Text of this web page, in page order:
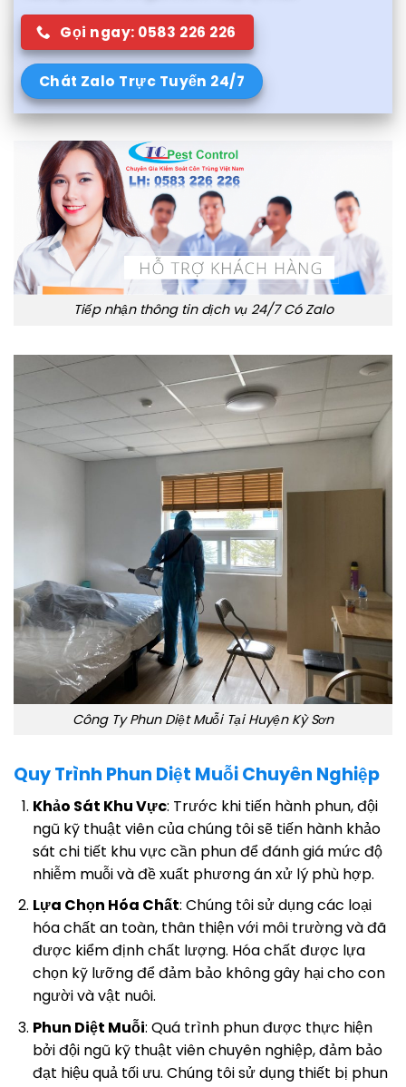
Gọi ngay: 0583 226 226
Chát Zalo Trực Tuyến 24/7
Tiếp nhận thông tin dịch vụ 24/7 Có Zalo
Công Ty Phun Diệt Muỗi Tại Huyện Kỳ Sơn
Quy Trình Phun Diệt Muỗi Chuyên Nghiệp
Khảo Sát Khu Vực: Trước khi tiến hành phun, đội
ngũ kỹ thuật viên của chúng tôi sẽ tiến hành khảo
sát chi tiết khu vực cần phun để đánh giá mức độ
nhiễm muỗi và đề xuất phương án xử lý phù hợp.
Lựa Chọn Hóa Chất: Chúng tôi sử dụng các loại
hóa chất an toàn, thân thiện với môi trường và đã
được kiểm định chất lượng. Hóa chất được lựa
chọn kỹ lưỡng để đảm bảo không gây hại cho con
người và vật nuôi.
Phun Diệt Muỗi: Quá trình phun được thực hiện
bởi đội ngũ kỹ thuật viên chuyên nghiệp, đảm bảo
đạt hiệu quả tối ưu. Chúng tôi sử dụng thiết bị phun